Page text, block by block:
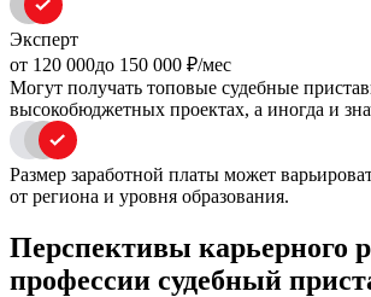
Эксперт
oт 120 000до 150 000 ₽/мес
Могут получать топовые судебные
высокобюджетных проектах, а иногда и
Размер заработной платы может
от региона и уровня образования.
Перспективы карьерного
профессии судебный